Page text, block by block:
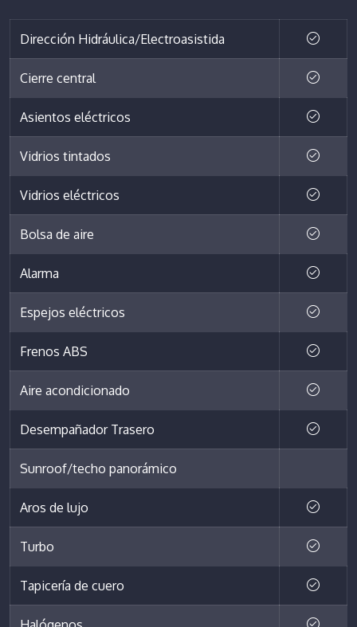
Dirección Hidráulica/Electroasistida
Cierre central
Asientos eléctricos
Vidrios tintados
Vidrios eléctricos
Bolsa de aire
Alarma
Espejos eléctricos
Frenos ABS
Aire acondicionado
Desempañador Trasero
Sunroof/techo panorámico
Aros de lujo
Turbo
Tapicería de cuero